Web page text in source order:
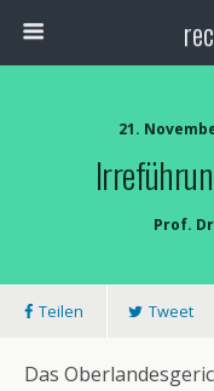
21.
Prof.
Teilen Tweet
Das